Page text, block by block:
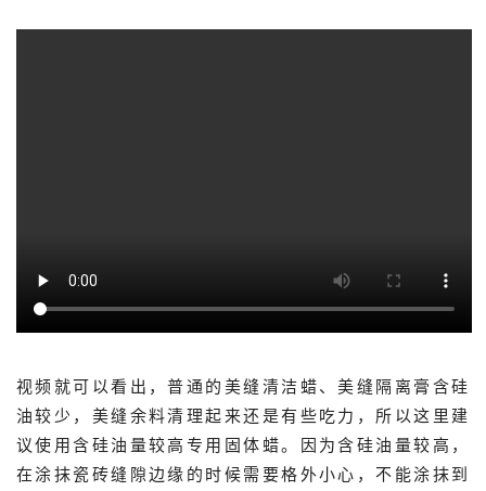
视频就可以看出，普通的美缝清洁蜡、美缝隔离膏含硅
油较少，美缝余料清理起来还是有些吃力，所以这里建
议使用含硅油量较高专用固体蜡。因为含硅油量较高，
在涂抹瓷砖缝隙边缘的时候需要格外小心，不能涂抹到